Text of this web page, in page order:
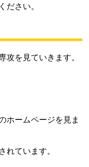
ださい。
攻を見ていきます。
ホームページを見ま
れています。